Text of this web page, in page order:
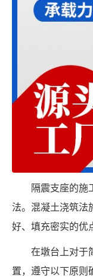
隔震支座的施
法。混凝土浇筑法
好、填充密实的优
在墩台上对于
置，遵守以下原则